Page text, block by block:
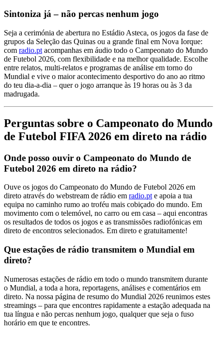
Sintoniza já – não percas nenhum jogo
Seja a cerimónia de abertura no Estádio Asteca, os jogos da fase de
grupos da Seleção das Quinas ou a grande final em Nova Iorque:
com radio.pt acompanhas em áudio todo o Campeonato do Mundo
de Futebol 2026, com flexibilidade e na melhor qualidade. Escolhe
entre relatos, multi-relatos e programas de análise em torno do
Mundial e vive o maior acontecimento desportivo do ano ao ritmo
do teu dia-a-dia – quer o jogo arranque às 19 horas ou às 3 da
madrugada.
Perguntas sobre o Campeonato do Mundo
de Futebol FIFA 2026 em direto na rádio
Onde posso ouvir o Campeonato do Mundo de
Futebol 2026 em direto na rádio?
Ouve os jogos do Campeonato do Mundo de Futebol 2026 em
direto através do webstream de rádio em radio.pte apoia a tua
equipa no caminho rumo ao troféu mais cobiçado do mundo. Em
movimento com o telemóvel, no carro ou em casa – aqui encontras
os resultados de todos os jogos e as transmissões radiofónicas em
direto de encontros selecionados. Em direto e gratuitamente!
Que estações de rádio transmitem o Mundial em
direto?
Numerosas estações de rádio em todo o mundo transmitem durante
o Mundial, a toda a hora, reportagens, análises e comentários em
direto. Na nossa página de resumo do Mundial 2026 reunimos estes
streamings – para que encontres rapidamente a estação adequada na
tua língua e não percas nenhum jogo, qualquer que seja o fuso
horário em que te encontres.